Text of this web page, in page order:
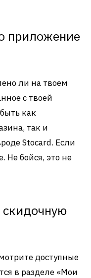
приложение
ли на твоем
с твоей
как
так и
Stocard. Если
Не бойся, это не
доступные
в разделе «Мои